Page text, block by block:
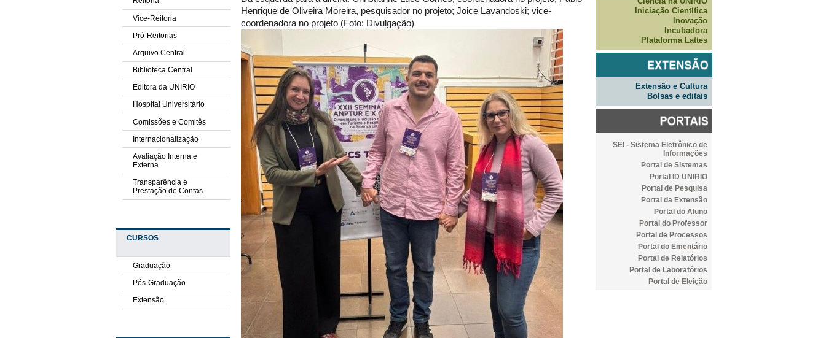
Vice-Reitoria
Pró-Reitorias
Arquivo Central
Biblioteca Central
Editora da UNIRIO
Hospital Universitário
Comissões e Comitês
Internacionalização
Avaliação Interna e
Externa
Transparência e
Prestação de Contas
CURSOS
Graduação
Pós-Graduação
Extensão
Henrique de Oliveira Moreira, pesquisador no projeto; Joice Lavandoski; vice-
coordenadora no projeto (Foto: Divulgação)
Iniciação Científica
Inovação
Incubadora
Plataforma Lattes
Extensão e Cultura
Bolsas e editais
SEI - Sistema Eletrônico de
Informações
Portal de Sistemas
Portal ID UNIRIO
Portal de Pesquisa
Portal da Extensão
Portal do Aluno
Portal do Professor
Portal de Processos
Portal do Ementário
Portal de Relatórios
Portal de Laboratórios
Portal de Eleição